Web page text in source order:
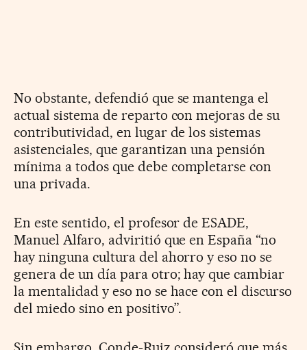
No obstante, defendió que se mantenga el
actual sistema de reparto con mejoras de su
contributividad, en lugar de los sistemas
asistenciales, que garantizan una pensión
mínima a todos que debe completarse con
una privada.
En este sentido, el profesor de ESADE,
Manuel Alfaro, adviritió que en España “no
hay ninguna cultura del ahorro y eso no se
genera de un día para otro; hay que cambiar
la mentalidad y eso no se hace con el discurso
del miedo sino en positivo”.